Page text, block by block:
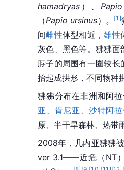
hamadryas ）、
（Papio ursinus）。 [1 ]
间雌性体型相近，雄性
灰色、黑色等。狒狒面
脖子的周围有一圈较
抬起成拱形，不同物种
狒狒分布在非洲和阿
亚
肯尼亚
沙特阿
原、半干旱森林、热带
2008年，几内亚狒狒
ver 3.1——近危（NT